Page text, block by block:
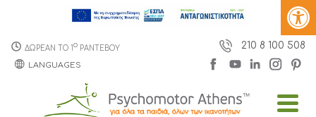
ΔΩΡΕΑΝ ΤΟ 1o ΡΑΝΤΕΒΟΥ
LANGUAGES
210 8 100 508